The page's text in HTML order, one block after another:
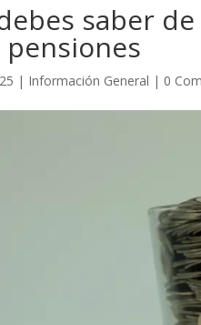
saber
| Información General | 0